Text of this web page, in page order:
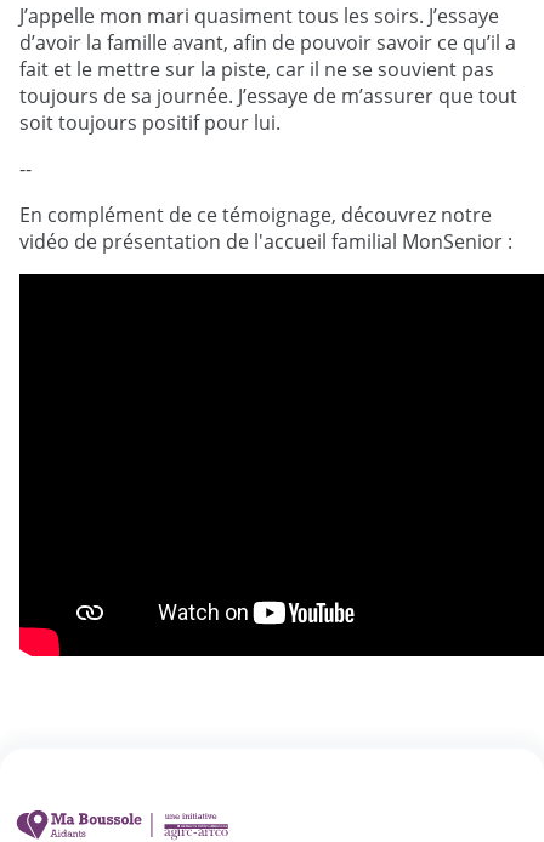
J’appelle mon mari quasiment tous les soirs. J’essaye
d’avoir la famille avant, afin de pouvoir savoir ce qu’il a
fait et le mettre sur la piste, car il ne se souvient pas
toujours de sa journée. J’essaye de m’assurer que tout
soit toujours positif pour lui.
--
En complément de ce témoignage, découvrez notre
vidéo de présentation de l'accueil familial MonSenior :